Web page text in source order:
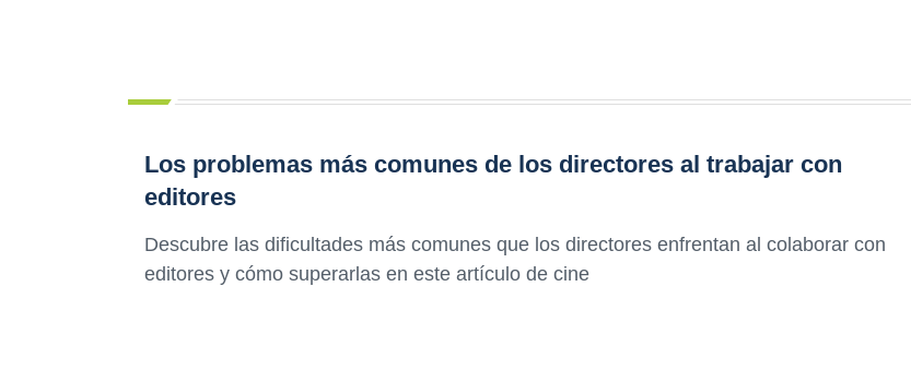
Los problemas más comunes de los directores al trabajar con
editores
Descubre las dificultades más comunes que los directores enfrentan al colaborar con
editores y cómo superarlas en este artículo de cine